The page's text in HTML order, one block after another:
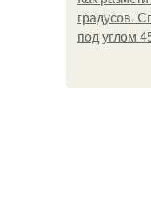
градусов.
под углом